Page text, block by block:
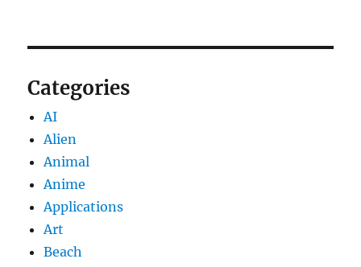
Categories
AI
Alien
Animal
Anime
Applications
Art
Beach